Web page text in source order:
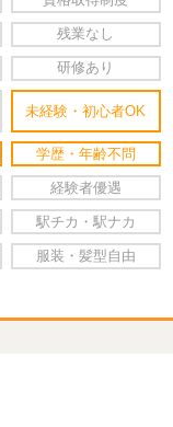
残業なし
研修あり
未経験・初心者OK
学歴・年齢不問
経験者優遇
駅チカ・駅ナカ
服装・髪型自由